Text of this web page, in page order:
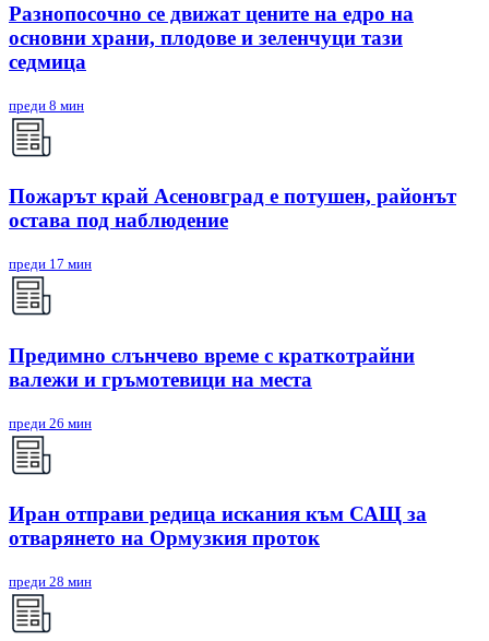
Разнопосочно се движат цените на едро на
основни храни, плодове и зеленчуци тази
седмица
преди 8 мин
Пожарът край Асеновград е потушен, районът
остава под наблюдение
преди 17 мин
Предимно слънчево време с краткотрайни
валежи и гръмотевици на места
преди 26 мин
Иран отправи редица искания към САЩ за
отварянето на Ормузкия проток
преди 28 мин